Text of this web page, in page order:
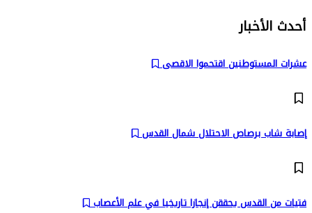
أحدث الأخبار
عشرات المستوطنين اقتحموا الاقصى
إصابة شاب برصاص الاحتلال شمال القدس
فتيات من القدس يحققن إنجازا تاريخيا في علم الأعصاب